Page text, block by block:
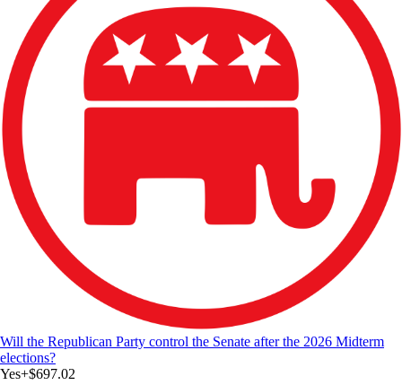
Will the Republican Party control the Senate after the 2026 Midterm
elections?
Yes+$697.02